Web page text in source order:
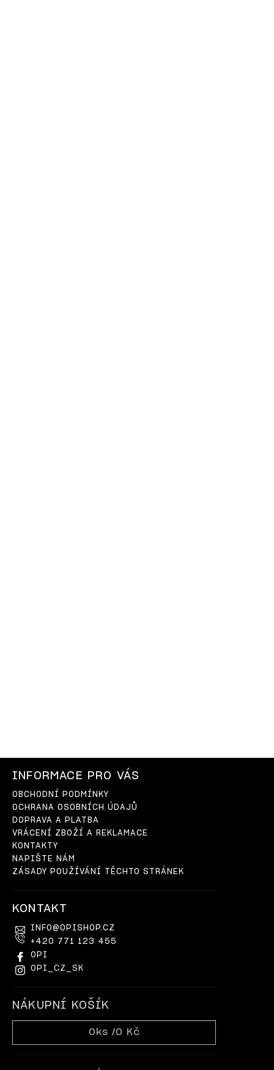
INFORMACE PRO VÁS
OBCHODNÍ PODMÍNKY
OCHRANA OSOBNÍCH ÚDAJŮ
DOPRAVA A PLATBA
VRÁCENÍ ZBOŽÍ A REKLAMACE
KONTAKTY
NAPIŠTE NÁM
ZÁSADY POUŽÍVÁNÍ TĚCHTO STRÁNEK
KONTAKT
INFO@OPISHOP.CZ
+420 771 123 455
OPI
OPI_CZ_SK
NÁKUPNÍ KOŠÍK
0 ks /0 Kč